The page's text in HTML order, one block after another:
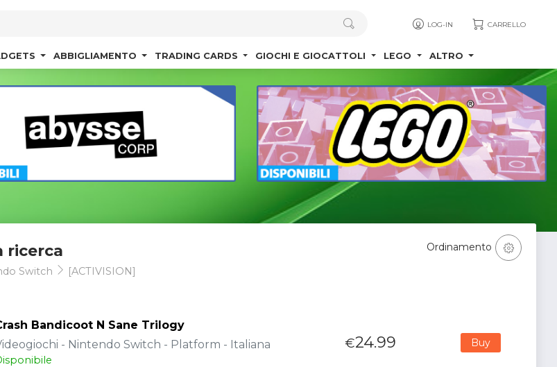
LOG-IN CARRELLO
ABBIGLIAMENTO TRADING CARDS GIOCHI E GIOCATTOLI LEGO ALTRO
ricerca
Switch [ACTIVISION]
Ordinamento
Bandicoot N Sane Trilogy
- Nintendo Switch - Platform - Italiana
€24.99 Buy